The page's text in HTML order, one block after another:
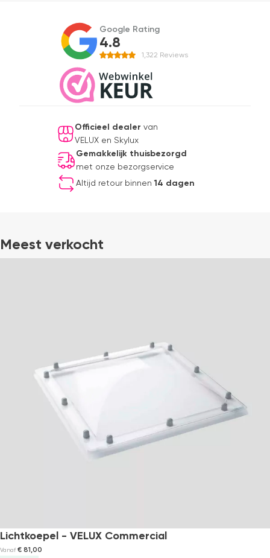
Google Rating
4.8
1,322 Reviews
Officieel dealer van
VELUX en Skylux
Gemakkelijk thuisbezorgd
met onze bezorgservice
Altijd retour binnen14 dagen
Meest verkocht
Lichtkoepel - VELUX Commercial
Vanaf € 81,00